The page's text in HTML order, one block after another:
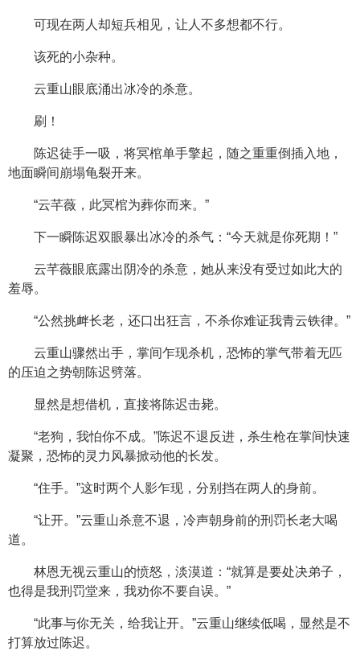
可现在两人却短兵相见，让人不多想都不行。
该死的小杂种。
云重山眼底涌出冰冷的杀意。
刷！
陈迟徒手一吸，将冥棺单手擎起，随之重重倒插入地，
地面瞬间崩塌龟裂开来。
“云芊薇，此冥棺为葬你而来。”
下一瞬陈迟双眼暴出冰冷的杀气：“今天就是你死期！”
云芊薇眼底露出阴冷的杀意，她从来没有受过如此大的
羞辱。
“公然挑衅长老，还口出狂言，不杀你难证我青云铁律。”
云重山骤然出手，掌间乍现杀机，恐怖的掌气带着无匹
的压迫之势朝陈迟劈落。
显然是想借机，直接将陈迟击毙。
“老狗，我怕你不成。”陈迟不退反进，杀生枪在掌间快速
凝聚，恐怖的灵力风暴掀动他的长发。
“住手。”这时两个人影乍现，分别挡在两人的身前。
“让开。”云重山杀意不退，冷声朝身前的刑罚长老大喝
道。
林恩无视云重山的愤怒，淡漠道：“就算是要处决弟子，
也得是我刑罚堂来，我劝你不要自误。”
“此事与你无关，给我让开。”云重山继续低喝，显然是不
打算放过陈迟。